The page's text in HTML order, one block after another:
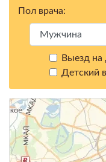
Пол врача:
Выезд на
Детский